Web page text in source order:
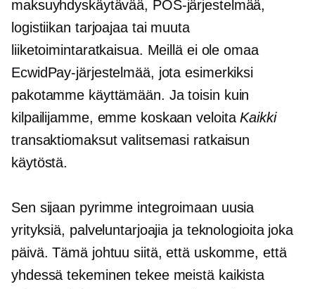
maksuyhdyskäytävää, POS-järjestelmää,
logistiikan tarjoajaa tai muuta
liiketoimintaratkaisua. Meillä ei ole omaa
EcwidPay-järjestelmää, jota esimerkiksi
pakotamme käyttämään. Ja toisin kuin
kilpailijamme, emme koskaan veloitaKaikki
transaktiomaksut valitsemasi ratkaisun
käytöstä.
Sen sijaan pyrimme integroimaan uusia
yrityksiä, palveluntarjoajia ja teknologioita joka
päivä. Tämä johtuu siitä, että uskomme, että
yhdessä tekeminen tekee meistä kaikista